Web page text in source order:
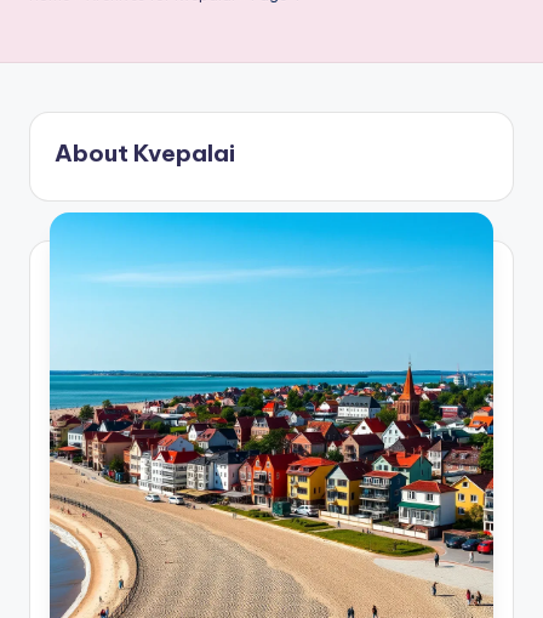
About Kvepalai